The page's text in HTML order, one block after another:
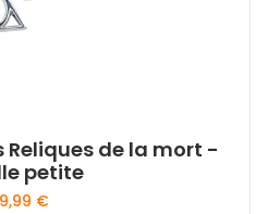
Reliques de la mort -
petite
9,99 €